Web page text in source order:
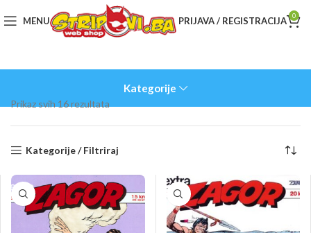
MENU PRIJAVA / REGISTRACIJA 0
Kategorije
Prikaz svih 16 rezultata
Kategorije / Filtriraj